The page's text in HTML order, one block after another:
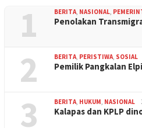
1 BERITA, NASIONAL,
Penolakan
2 BERITA, PERISTIWA, SOSIAL
Pemilik Pangkalan
3 BERITA, HUKUM, NASIONAL
Kalapas dan KPLP